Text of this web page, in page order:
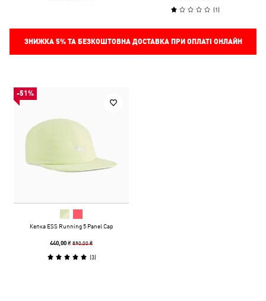
(1)
ЗНИЖКА 5%ТА БЕЗКОШТОВНА ДОСТАВКА ПРИ ОПЛАТІ ОНЛАЙН
-51%
Кепка ESS Running 5 Panel Cap
440,00 ₴890,00 ₴
(3)